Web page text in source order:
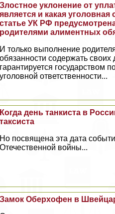
Злостное уклонение от
является и какая уголовная
статье УК РФ
родителями алиментных
И только выполнение
обязанности содержать своих
гарантируется государством
уголовной ответственности...
Когда день танкиста в
таксиста
Но посвящена эта дата
Отечественной войны...
Замок Оберхофен в